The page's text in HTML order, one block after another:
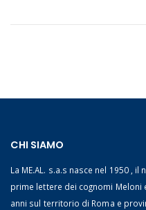
CHI SIAMO
La ME.AL. s.a.s nasce nel 1950 ,
prime lettere dei cognomi Meloni
anni sul territorio di Roma e